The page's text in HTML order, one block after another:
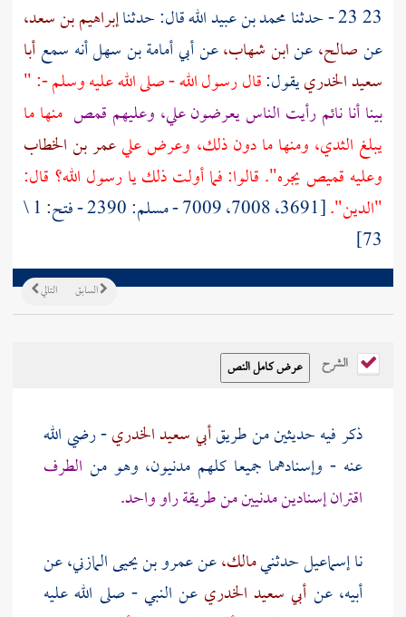
23 23 - حدثنا محمد بن عبيد اللهقال: حدثناإبراهيم بن سعد،
عنصالح،عنابن شهاب،عن أبي أمامة بن سهل أنه سمعأبا
سعيد الخدرييقول:قال رسول الله - صلى الله عليه وسلم -: "
بينا أنا نائم رأيت الناس يعرضون علي، وعليهم قمص منها ما
يبلغ الثدي، ومنها ما دون ذلك، وعرض عليعمر بن الخطاب
وعليه قميص يجره". قالوا: فما أولت ذلك يا رسول الله؟ قال:
"الدين".
[3691، 7008، 7009 - مسلم: 2390 - فتح: 1 \
73]
التالي السابق
الشرح
ذكر فيه حديثين من طريقأبي سعيد الخدري- رضي الله
عنه - وإسنادهما جميعا كلهم مدنيون، وهو من الطرف
اقتران إسنادين مدنيين من طريقة راو واحد.
ناإسماعيلحدثنيمالك،عنعمرو بن يحيى المازني،عن
أبيه، عن أبي سعيد الخدري عن النبي - صلى الله عليه